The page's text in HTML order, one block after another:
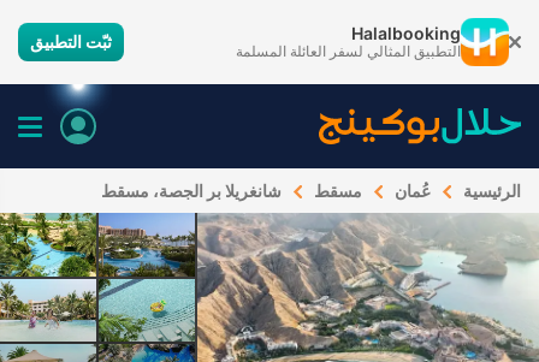
Halalbooking
التطبيق المثالي لسفر العائلة المسلمة ثبّت التطبيق
الرئيسية عُمان مسقط شانغريلا بر الجصة، مسقط